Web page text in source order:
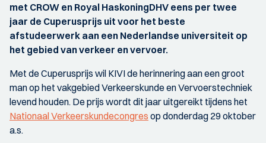
met CROW en Royal HaskoningDHV eens per twee
jaar de Cuperusprijs uit voor het beste
afstudeerwerk aan een Nederlandse universiteit op
het gebied van verkeer en vervoer.
Met de Cuperusprijs wil KIVI de herinnering aan een groot
man op het vakgebied Verkeerskunde en Vervoerstechniek
levend houden. De prijs wordt dit jaar uitgereikt tijdens het
Nationaal Verkeerskundecongres op donderdag 29 oktober
a.s.